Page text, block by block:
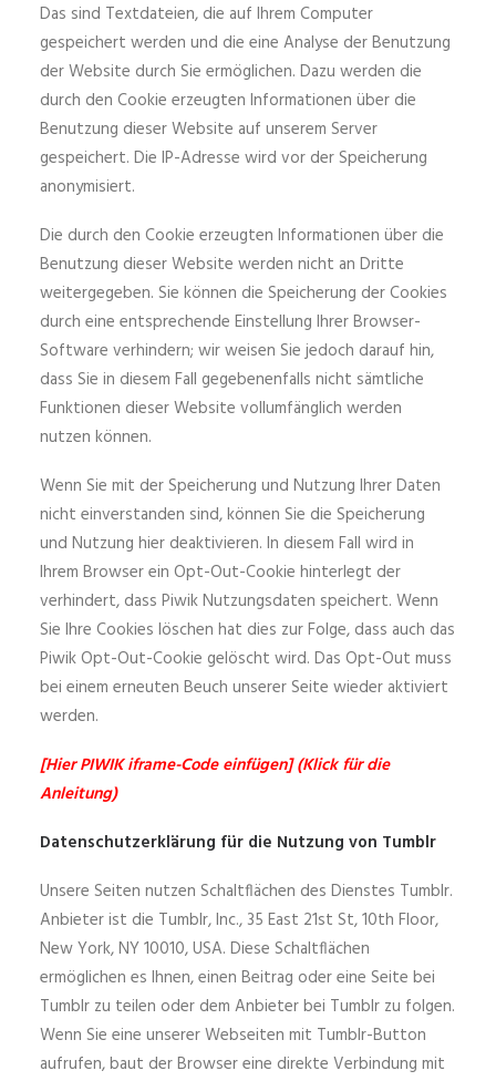
Das sind Textdateien, die auf Ihrem Computer
gespeichert werden und die eine Analyse der Benutzung
der Website durch Sie ermöglichen. Dazu werden die
durch den Cookie erzeugten Informationen über die
Benutzung dieser Website auf unserem Server
gespeichert. Die IP-Adresse wird vor der Speicherung
anonymisiert.
Die durch den Cookie erzeugten Informationen über die
Benutzung dieser Website werden nicht an Dritte
weitergegeben. Sie können die Speicherung der Cookies
durch eine entsprechende Einstellung Ihrer Browser-
Software verhindern; wir weisen Sie jedoch darauf hin,
dass Sie in diesem Fall gegebenenfalls nicht sämtliche
Funktionen dieser Website vollumfänglich werden
nutzen können.
Wenn Sie mit der Speicherung und Nutzung Ihrer Daten
nicht einverstanden sind, können Sie die Speicherung
und Nutzung hier deaktivieren. In diesem Fall wird in
Ihrem Browser ein Opt-Out-Cookie hinterlegt der
verhindert, dass Piwik Nutzungsdaten speichert. Wenn
Sie Ihre Cookies löschen hat dies zur Folge, dass auch das
Piwik Opt-Out-Cookie gelöscht wird. Das Opt-Out muss
bei einem erneuten Beuch unserer Seite wieder aktiviert
werden.
[Hier PIWIK iframe-Code einfügen] (Klick für die
Anleitung)
Datenschutzerklärung für die Nutzung von Tumblr
Unsere Seiten nutzen Schaltflächen des Dienstes Tumblr.
Anbieter ist die Tumblr, Inc., 35 East 21st St, 10th Floor,
New York, NY 10010, USA. Diese Schaltflächen
ermöglichen es Ihnen, einen Beitrag oder eine Seite bei
Tumblr zu teilen oder dem Anbieter bei Tumblr zu folgen.
Wenn Sie eine unserer Webseiten mit Tumblr-Button
aufrufen, baut der Browser eine direkte Verbindung mit